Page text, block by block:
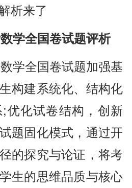
析来了
学全国卷试题评析
学全国卷试题加强基
构建系统化、结构化
优化试卷结构，创新
题固化模式，通过开
的探究与论证，将考
生的思维品质与核心